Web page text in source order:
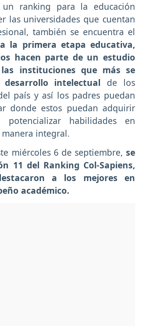
ranking para la educación
las universidades que cuentan
también se encuentra el
la primera etapa educativa,
hacen parte de un estudio
instituciones que más se
intelectual de los
país y así los padres puedan
donde estos puedan adquirir
potencializar habilidades en
integral.
miércoles 6 de septiembre, se
11 del Ranking Col-Sapiens,
a los mejores en
académico.